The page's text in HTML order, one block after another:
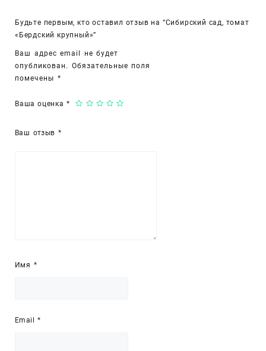
Будьте первым, кто оставил отзыв на “Сибирский сад, томат
«Бердский крупный»”
Ваш адрес email не будет
опубликован. Обязательные поля
помечены *
Ваша оценка *
Ваш отзыв *
Имя *
Email*